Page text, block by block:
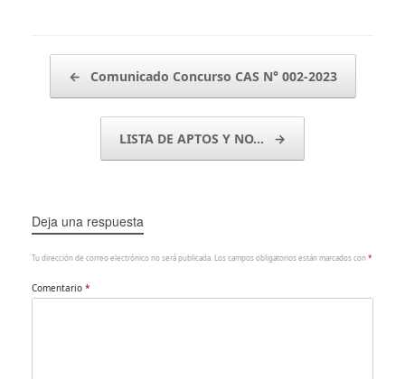
Navegador de artículos
← Comunicado Concurso CAS N° 002-2023
LISTA DE APTOS Y NO… →
Deja una respuesta
Tu dirección de correo electrónico no será publicada. Los campos obligatorios están marcados con*
Comentario *